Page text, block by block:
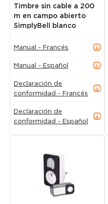
Timbre sin cable a 200
m en campo abierto
SimplyBell blanco
Manual - Francés
Manual - Español
Declaración de
conformidad - Francés
Declaración de
conformidad - Español